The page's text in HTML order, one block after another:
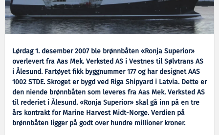
Lørdag 1. desember 2007 ble brønnbåten «Ronja Superior»
overlevert fra Aas Mek. Verksted AS i Vestnes til Sølvtrans AS
i Ålesund. Fartøyet fikk byggnummer 177 og har designet AAS
1002 STDE. Skroget er bygd ved Riga Shipyard i Latvia. Dette er
den niende brønnbåten som leveres fra Aas Mek. Verksted AS
til rederiet i Ålesund. «Ronja Superior» skal gå inn på en tre
års kontrakt for Marine Harvest Midt-Norge. Verdien på
brønnbåten ligger på godt over hundre millioner kroner.